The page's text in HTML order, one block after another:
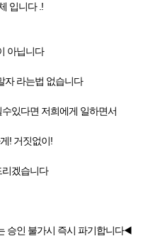
입니다 .!
아닙니다
자 라는법 없습니다
있다면 저희에게 일하면서
! 거짓없이!
리겠습니다
승인 불가시 즉시 파기합니다◀️